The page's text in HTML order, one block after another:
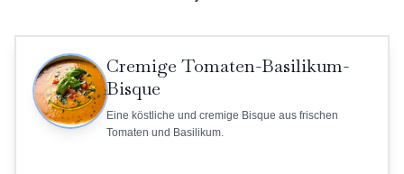
Cremige Tomaten-Basilikum-
Bisque
Eine köstliche und cremige Bisque aus frischen
Tomaten und Basilikum.